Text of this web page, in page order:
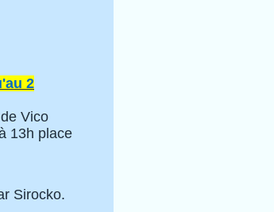
2
Vico
13h place
Sirocko.